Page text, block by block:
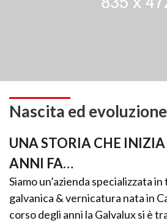
Nascita ed
UNA STORIA CHE INIZIA
ANNI FA…
Siamo un’azienda specializzata
galvanica & vernicatura nata in
corso degli anni la Galvalux si è